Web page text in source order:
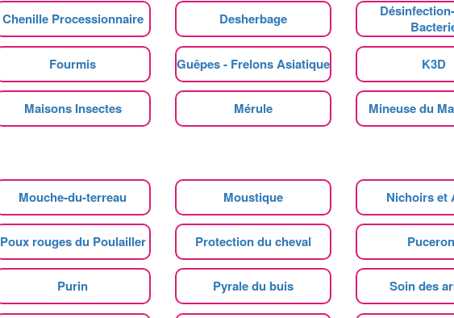
Chenille Processionnaire Desherbage
Fourmis Guêpes - Frelons Asiatique K3D
Maisons Insectes Mérule Mineuse du
Mouche-du-terreau Moustique Nichoirs et
Poux rouges du Poulailler Protection du cheval
Purin Pyrale du buis Soin des